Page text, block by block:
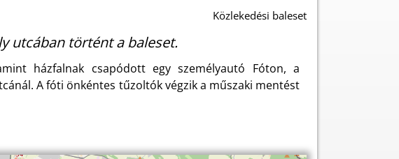
Közlekedési baleset
utcában történt a baleset.
házfalnak csapódott egy személyautó Fóton, a
A fóti önkéntes tűzoltók végzik a műszaki mentést